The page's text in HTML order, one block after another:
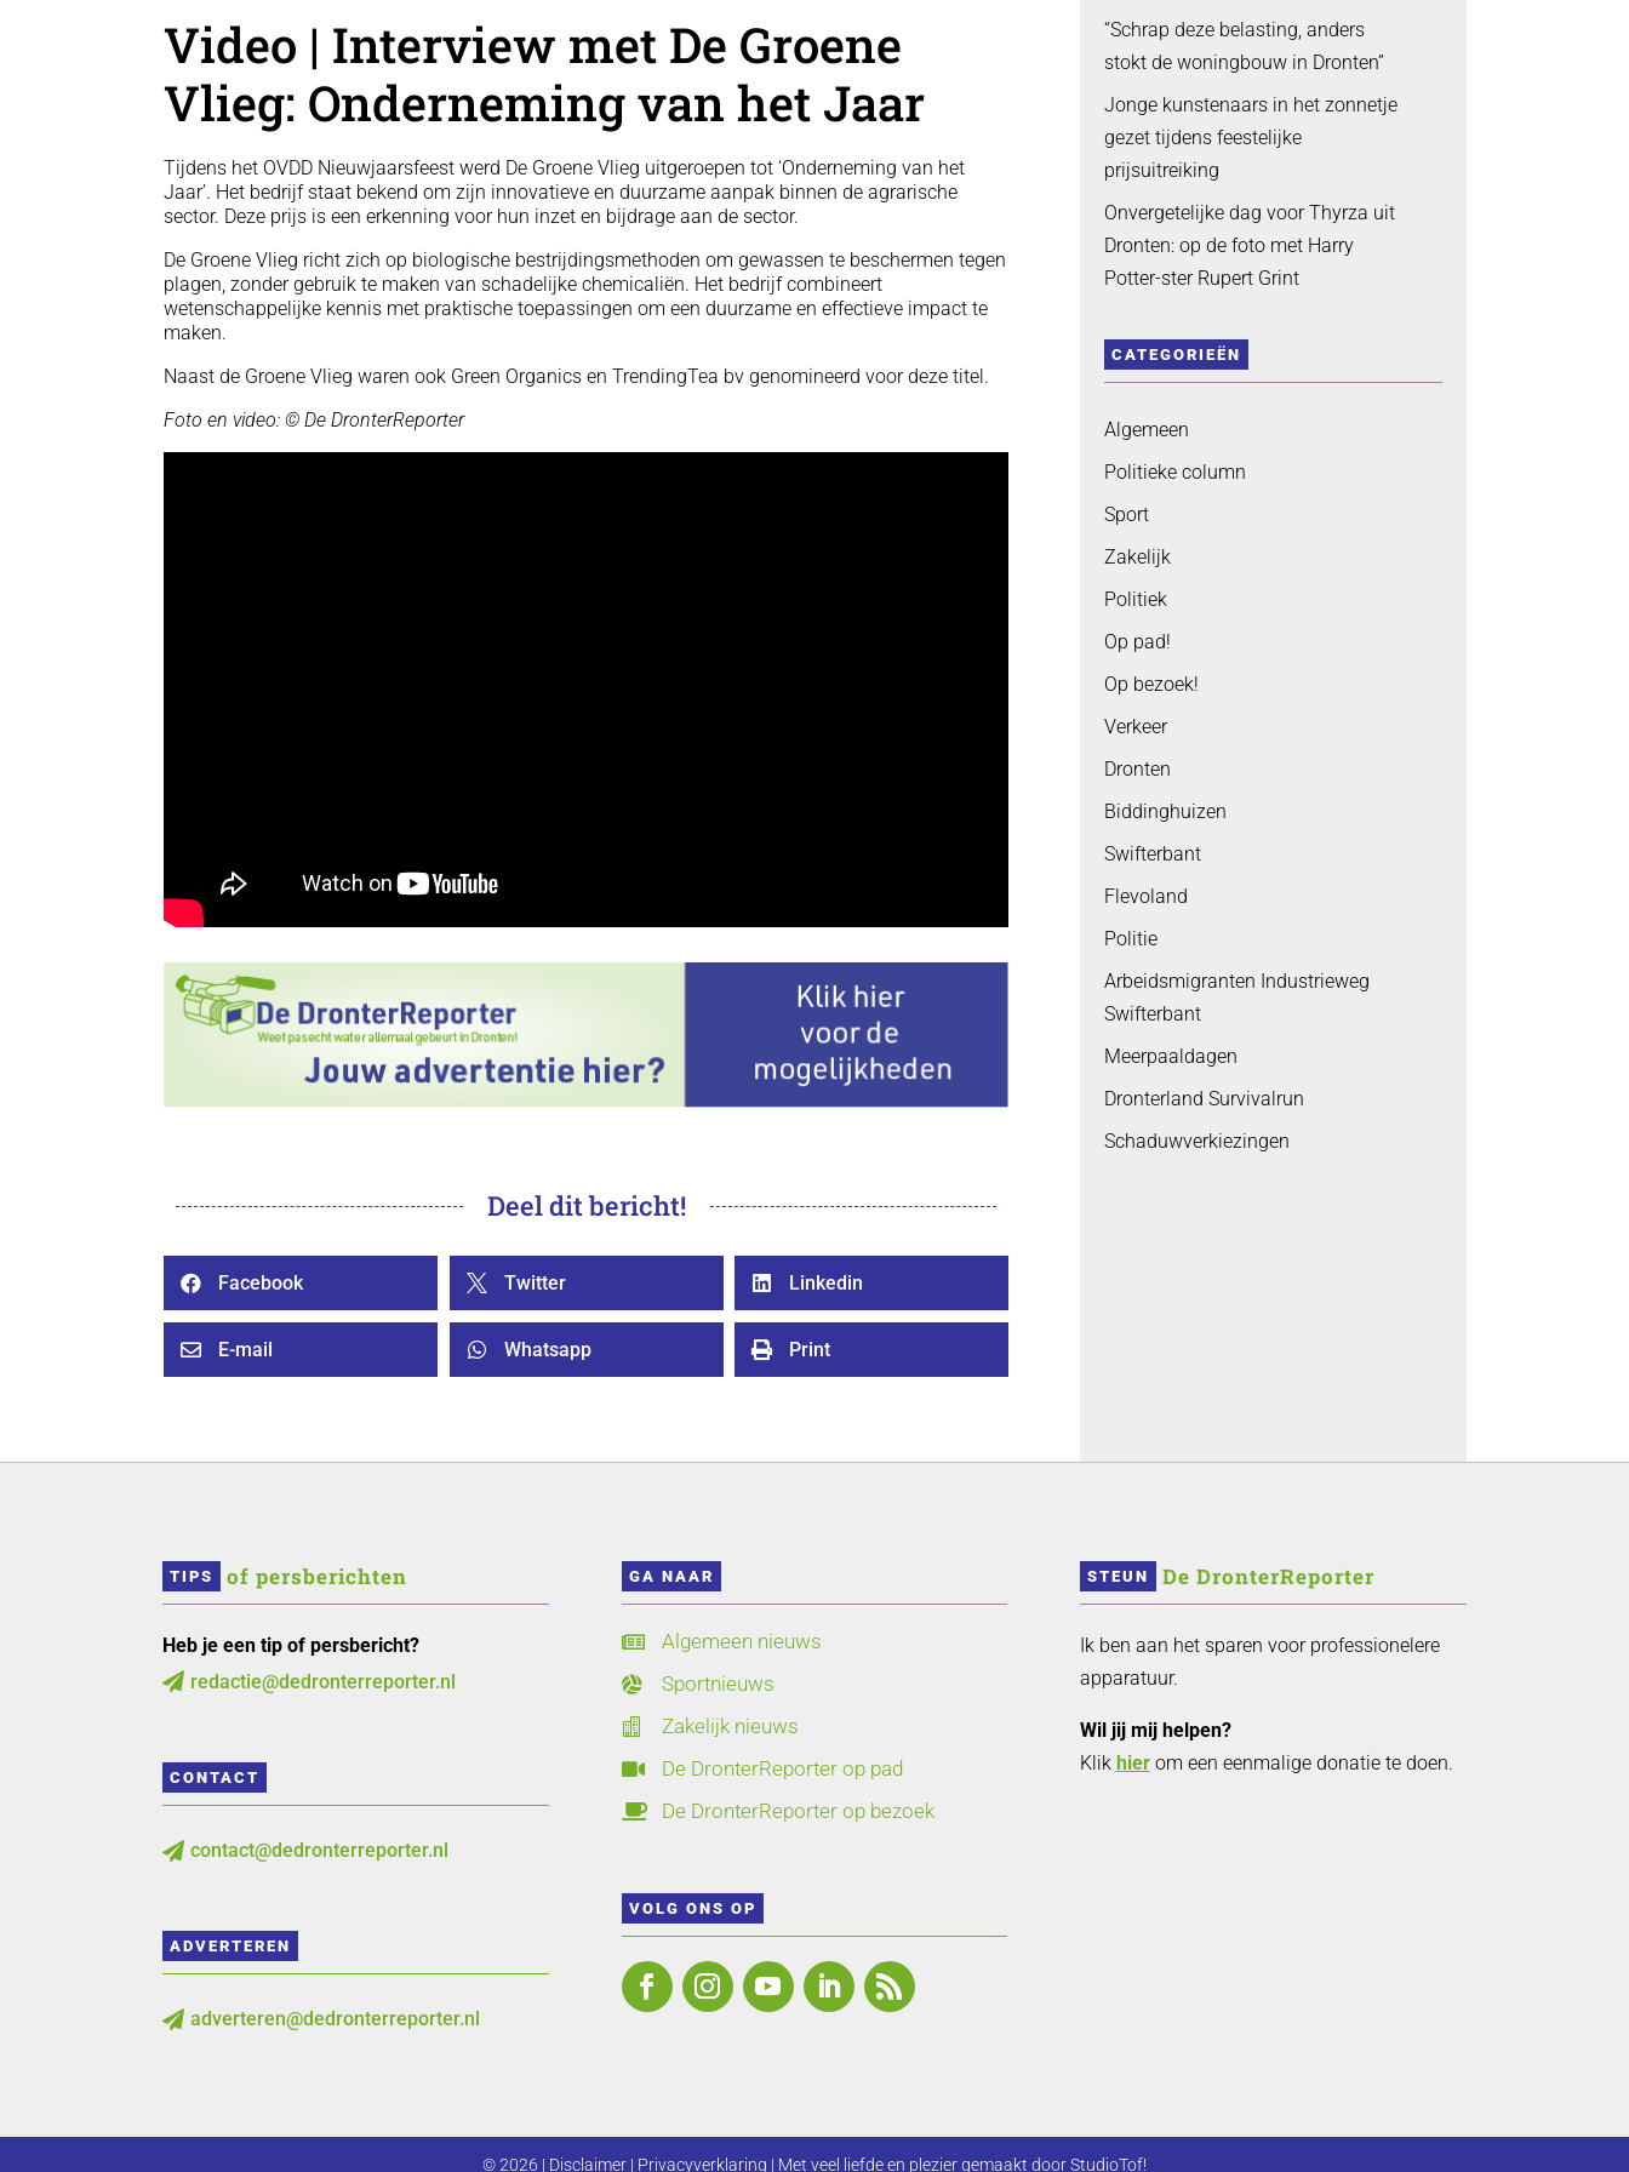
Video | Interview met De Groene
Vlieg: Onderneming van het Jaar
Tijdens het OVDD Nieuwjaarsfeest werd De Groene Vlieg uitgeroepen tot ‘Onderneming van het
Jaar’. Het bedrijf staat bekend om zijn innovatieve en duurzame aanpak binnen de agrarische
sector. Deze prijs is een erkenning voor hun inzet en bijdrage aan de sector.
De Groene Vlieg richt zich op biologische bestrijdingsmethoden om gewassen te beschermen tegen
plagen, zonder gebruik te maken van schadelijke chemicaliën. Het bedrijf combineert
wetenschappelijke kennis met praktische toepassingen om een duurzame en effectieve impact te
maken.
Naast de Groene Vlieg waren ook Green Organics en TrendingTea bv genomineerd voor deze titel.
Foto en video: © De DronterReporter
Deel dit bericht!
 Facebook  Twitter  Linkedin
 E-mail  Whatsapp  Print
“Schrap deze belasting, anders
stokt de woningbouw in Dronten”
Jonge kunstenaars in het zonnetje
gezet tijdens feestelijke
prijsuitreiking
Onvergetelijke dag voor Thyrza uit
Dronten: op de foto met Harry
Potter-ster Rupert Grint
CATEGORIEËN
Algemeen
Politieke column
Sport
Zakelijk
Politiek
Op pad!
Op bezoek!
Verkeer
Dronten
Biddinghuizen
Swifterbant
Flevoland
Politie
Arbeidsmigranten Industrieweg
Swifterbant
Meerpaaldagen
Dronterland Survivalrun
Schaduwverkiezingen
TIPS of persberichten
Heb je een tip of persbericht?
 redactie@dedronterreporter.nl
CONTACT
 contact@dedronterreporter.nl
ADVERTEREN
 adverteren@dedronterreporter.nl
GA NAAR
 Algemeen nieuws
 Sportnieuws
 Zakelijk nieuws
 De DronterReporter op pad
 De DronterReporter op bezoek
VOLG ONS OP
STEUN De DronterReporter
Ik ben aan het sparen voor professionelere
apparatuur.
Wil jij mij helpen?
Klik hierom een eenmalige donatie te doen.
© 2026 | Disclaimer | Privacyverklaring | Met veel liefde en plezier gemaakt doorStudioTof!